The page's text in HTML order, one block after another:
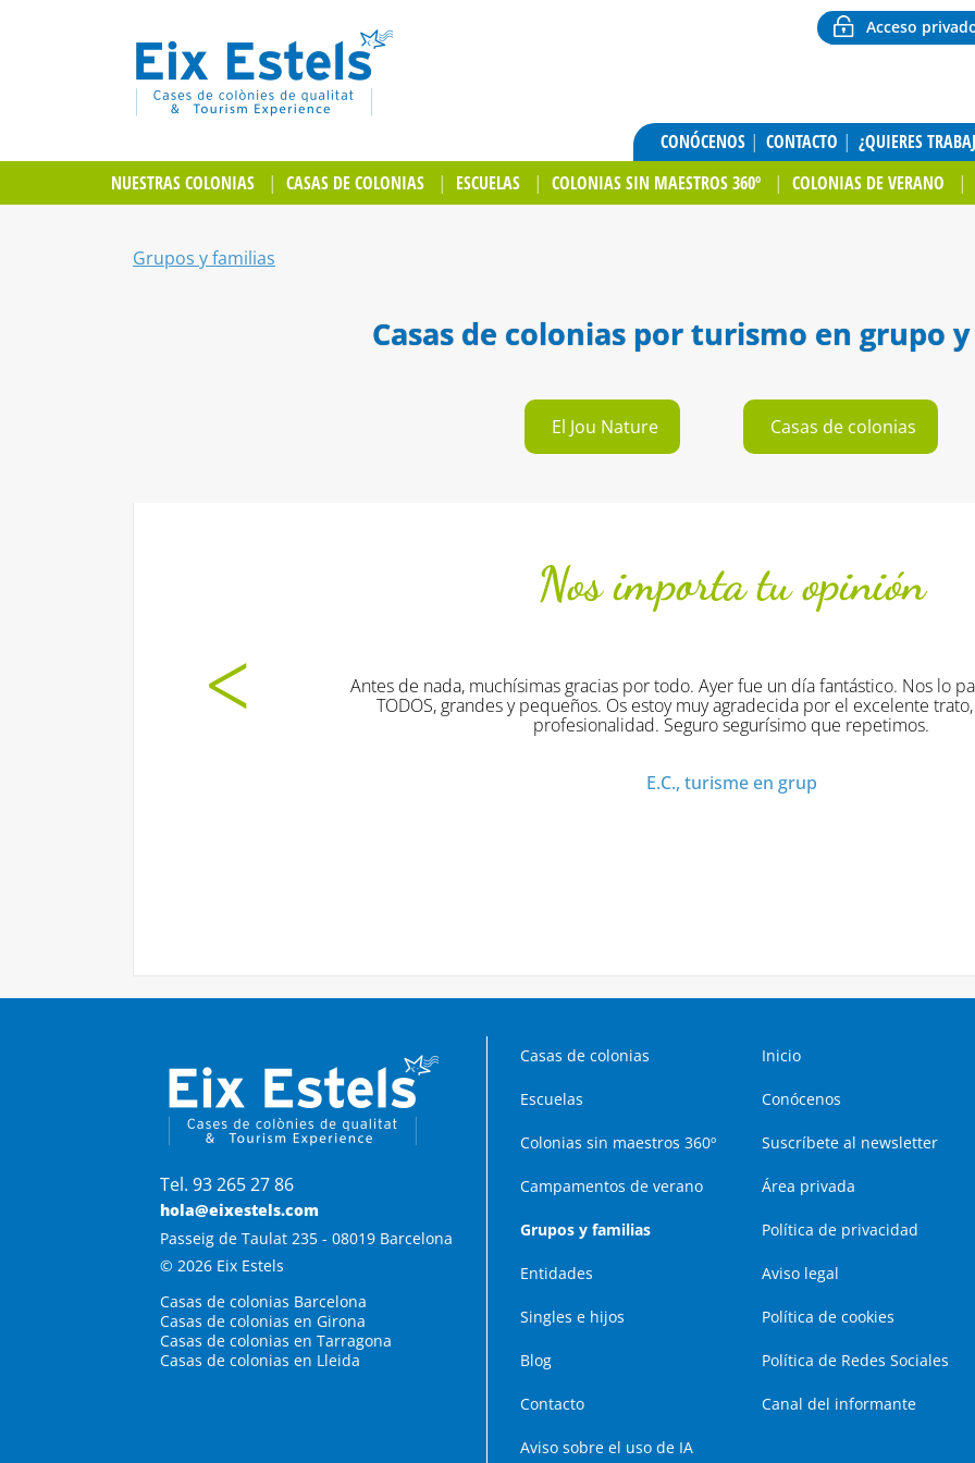
Acceso
CONÓCENOS CONTACTO ¿QUIERES
NUESTRAS COLONIAS
CASAS DE COLONIAS ESCUELAS COLONIAS SIN MAESTROS 360º COLONIAS DE VERANO
Grupos y familias
Casas de colonias por turismo en grupo
El Jou Nature Casas de colonias
Nos importa tu opinión
Antes de nada, muchísimas gracias por todo. Ayer fue un día fantástico. Nos lo pasamos super bien
TODOS, grandes y pequeños. Os estoy muy agradecida por el excelente trato, organización y
profesionalidad. Seguro segurísimo que repetimos.
Tel. 93 265 27 86
hola@eixestels.com
Passeig de Taulat 235 - 08019 Barcelona
© 2026 Eix Estels
Casas de colonias Barcelona
Casas de colonias en Girona
Casas de colonias en Tarragona
Casas de colonias en Lleida
Casas de colonias Inicio
Escuelas Conócenos
Colonias sin maestros 360º Suscríbete al newsletter
Campamentos de verano Área privada
Grupos y familias Política de privacidad
Entidades Aviso legal
Singles e hijos Política de cookies
Blog Política de Redes Sociales
Contacto Canal del informante
Aviso sobre el uso de IA